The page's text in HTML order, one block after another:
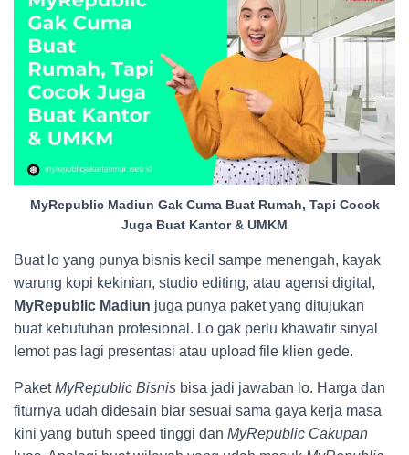
MyRepublic Madiun Gak Cuma Buat Rumah, Tapi Cocok
Juga Buat Kantor & UMKM
Buat lo yang punya bisnis kecil sampe menengah, kayak
warung kopi kekinian, studio editing, atau agensi digital,
MyRepublic Madiun juga punya paket yang ditujukan
buat kebutuhan profesional. Lo gak perlu khawatir sinyal
lemot pas lagi presentasi atau upload file klien gede.
PaketMyRepublic Bisnis bisa jadi jawaban lo. Harga dan
fiturnya udah didesain biar sesuai sama gaya kerja masa
kini yang butuh speed tinggi dan MyRepublic Cakupan